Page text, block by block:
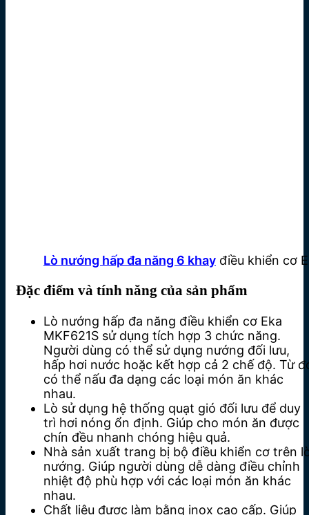
Lò nướng hấp đa năng 6 khay điều khiển cơ
Đặc điểm và tính năng của sản phẩm
Lò nướng hấp đa năng điều khiển cơ Eka
MKF621S sử dụng tích hợp 3 chức năng.
Người dùng có thể sử dụng nướng đối lưu,
hấp hơi nước hoặc kết hợp cả 2 chế độ. Từ
có thể nấu đa dạng các loại món ăn khác
nhau.
Lò sử dụng hệ thống quạt gió đối lưu để duy
trì hơi nóng ổn định. Giúp cho món ăn được
chín đều nhanh chóng hiệu quả.
Nhà sản xuất trang bị bộ điều khiển cơ trên
nướng. Giúp người dùng dễ dàng điều chỉnh
nhiệt độ phù hợp với các loại món ăn khác
nhau.
Chất liệu được làm bằng inox cao cấp. Giúp